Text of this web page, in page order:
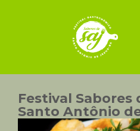
Festival Sabores
Santo Antônio